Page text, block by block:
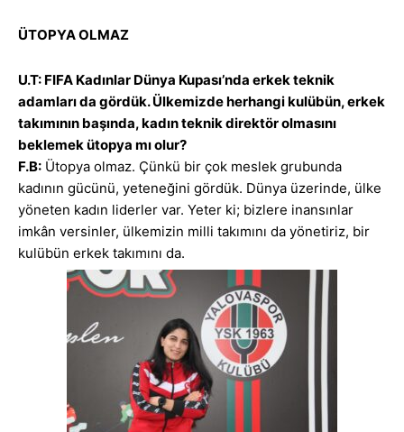
ÜTOPYA OLMAZ
U.T: FIFA Kadınlar Dünya Kupası’nda erkek teknik
adamları da gördük. Ülkemizde herhangi kulübün, erkek
takımının başında, kadın teknik direktör olmasını
beklemek ütopya mı olur?
F.B: Ütopya olmaz. Çünkü bir çok meslek grubunda
kadının gücünü, yeteneğini gördük. Dünya üzerinde, ülke
yöneten kadın liderler var. Yeter ki; bizlere inansınlar
imkân versinler, ülkemizin milli takımını da yönetiriz, bir
kulübün erkek takımını da.